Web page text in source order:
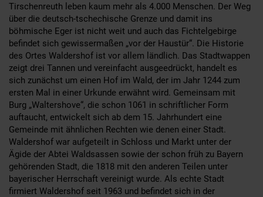
Tirschenreuth leben kaum mehr als 4.000 Menschen. Der Weg
über die deutsch-tschechische Grenze und damit ins
böhmische Eger ist nicht weit und auch das Fichtelgebirge
befindet sich gewissermaßen „vor der Haustür“. Die Historie
des Ortes Waldershof ist vor allem ländlich. Das Stadtwappen
zeigt drei Tannen und vereinfacht ausgeedrückt, handelt es
sich zunächst um einen Hof im Wald, der im Jahr 1244 zum
ersten Mal in einer Urkunde erwähnt wird. Gemeinsam mit
Burg „Waltershove“, die schon 1061 in schriftlicher Form
auftaucht, entwickelt sich ab dem 15. Jahrhundert eine
Gemeinde mit ähnlichen Rechten wie denen einer Stadt.
Waldershof war aufgeteilt in Schloss und Markt unter der
Ägide der Abtei Waldsassen sowie der schon früh zu Bayern
gehörenden Stadt, die 1818 mit den anderen Teilen unter
bayerischer Herrschaft vereinigt wurde. Als echte Stadt
firmiert Waldershof seit 1963 und befindet sich in der